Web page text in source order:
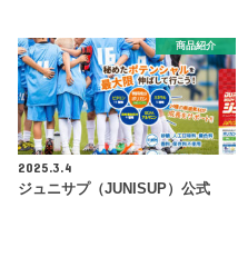
商品紹介
2025.3.4
ジュニサプ（JUNISUP）公式